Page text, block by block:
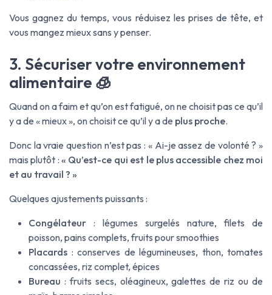
Vous gagnez du temps, vous réduisez les prises de tête, et
vous mangez mieux sans y penser.
3. Sécuriser votre environnement
alimentaire 🧊
Quand on a faim et qu’on est fatigué, on ne choisit pas ce qu’il
y a de « mieux », on choisit ce qu’il y a de plus proche.
Donc la vraie question n’est pas : « Ai-je assez de volonté ? »
mais plutôt :« Qu’est-ce qui est le plus accessible chez moi
et au travail ? »
Quelques ajustements puissants :
Congélateur : légumes surgelés nature, filets de
poisson, pains complets, fruits pour smoothies
Placards : conserves de légumineuses, thon, tomates
concassées, riz complet, épices
Bureau : fruits secs, oléagineux, galettes de riz ou de